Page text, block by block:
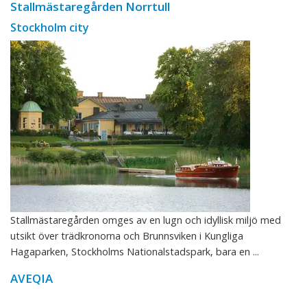
Stallmästaregården Norrtull
Stockholm city
Stallmästaregården omges av en lugn och idyllisk miljö med
utsikt över trädkronorna och Brunnsviken i Kungliga
Hagaparken, Stockholms Nationalstadspark, bara en ...
AVEQIA